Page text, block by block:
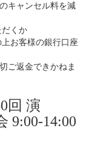
キャンセル料を減
だくか
お客様の銀行口座
ご返金できかねま
回 演
9:00-14:00